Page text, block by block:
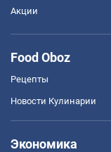
Акции
Food Oboz
Рецепты
Новости Кулинарии
Экономика